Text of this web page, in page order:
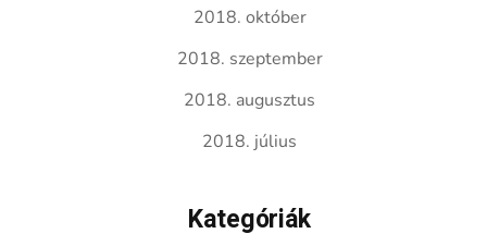
2018. október
2018. szeptember
2018. augusztus
2018. július
Kategóriák